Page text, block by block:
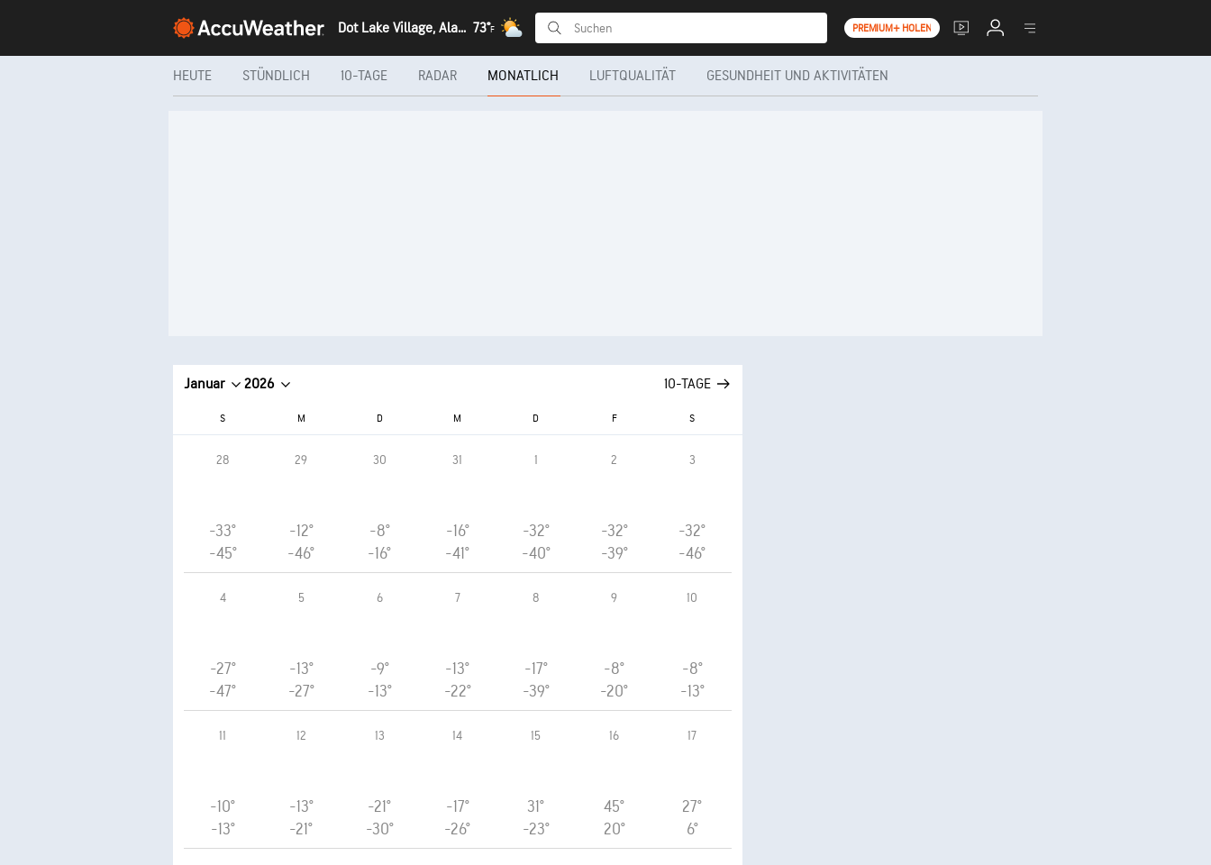
Dot Lake Village, Alaska 73°F PREMIUM+ HOLEN
HEUTE STÜNDLICH 10-TAGE RADAR MONATLICH LUFTQUALITÄT GESUNDHEIT UND AKTIVITÄTEN
Januar 2026 10-TAGE
S M D M D F S
28
-33°
-45°
29
-12°
-46°
30
-8°
-16°
31
-16°
-41°
1
-32°
-40°
2
-32°
-39°
3
-32°
-46°
4
-27°
-47°
5
-13°
-27°
6
-9°
-13°
7
-13°
-22°
8
-17°
-39°
9
-8°
-20°
10
-8°
-13°
11
-10°
-13°
12
-13°
-21°
13
-21°
-30°
14
-17°
-26°
15
31°
-23°
16
45°
20°
17
27°
6°